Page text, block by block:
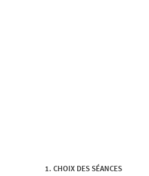
CHOIX DES SÉANCES